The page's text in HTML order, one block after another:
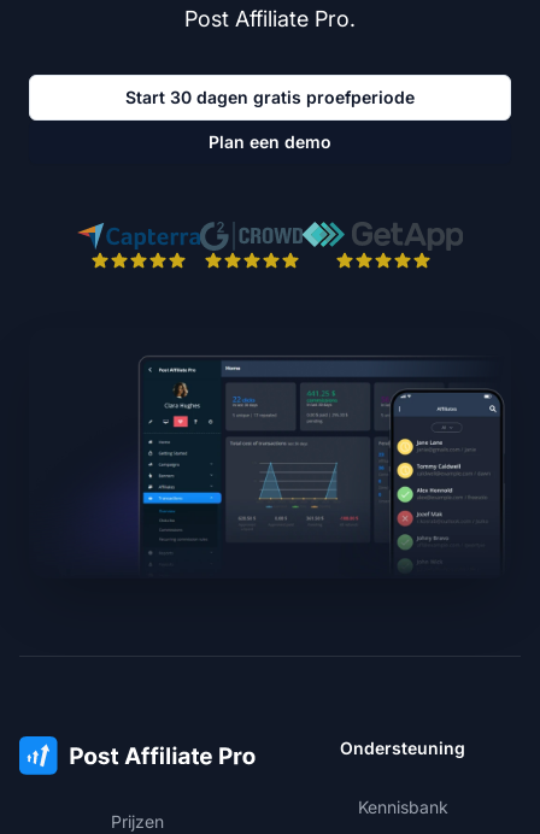
Post Affiliate Pro.
Start 30 dagen gratis proefperiode
Plan een demo
Prijzen
Ondersteuning
Kennisbank